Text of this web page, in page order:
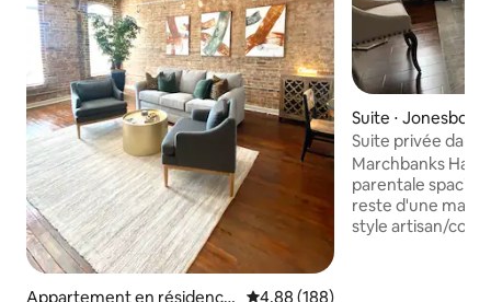
Appartement en résidence
Évaluation moyenne sur la
4,88 (188)
Suite ⋅ Jonesboro
Suite privée dans
central/le RÊVE
Marchbanks
parentale
reste d'une
style artisan/